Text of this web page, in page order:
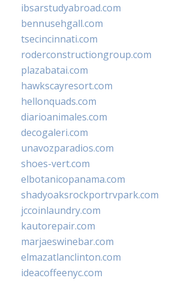
ibsarstudyabroad.com
bennusehgall.com
tsecincinnati.com
roderconstructiongroup.com
plazabatai.com
hawkscayresort.com
hellonquads.com
diarioanimales.com
decogaleri.com
unavozparadios.com
shoes-vert.com
elbotanicopanama.com
shadyoaksrockportrvpark.com
jccoinlaundry.com
kautorepair.com
marjaeswinebar.com
elmazatlanclinton.com
ideacoffeenyc.com